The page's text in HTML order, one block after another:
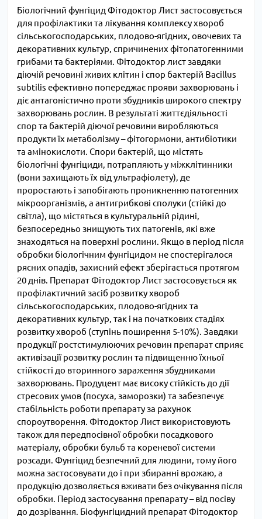
Біологічний фунгіцид Фітодоктор Лист застосовується
для профілактики та лікування комплексу хвороб
сільськогосподарських, плодово-ягідних, овочевих та
декоративних культур, спричинених фітопатогенними
грибами та бактеріями. Фітодоктор лист завдяки
діючій речовині живих клітин і спор бактерій Bacillus
subtilis ефективно попереджає прояви захворювань і
діє антагоністично проти збудників широкого спектру
захворювань рослин. В результаті життєдіяльності
спор та бактерій діючої речовини виробляються
продукти їх метаболізму – фітогормони, антибіотики
та амінокислоти. Спори бактерій, що містять
біологічні фунгіциди, потрапляють у міжклітинники
(вони захищають їх від ультрафіолету), де
проростають і запобігають проникненню патогенних
мікроорганізмів, а антигрибкові сполуки (стійкі до
світла), що містяться в культуральній рідині,
безпосередньо знищують тих патогенів, які вже
знаходяться на поверхні рослини. Якщо в період після
обробки біологічним фунгіцидом не спостерігалося
рясних опадів, захисний ефект зберігається протягом
20 днів. Препарат Фітодоктор Лист застосовується як
профілактичний засіб розвитку хвороб
сільськогосподарських, плодово-ягідних та
декоративних культур, так і на початкових стадіях
розвитку хвороб (ступінь поширення 5-10%). Завдяки
продукції ростстимулюючих речовин препарат сприяє
активізації розвитку рослин та підвищенню їхньої
стійкості до вторинного зараження збудниками
захворювань. Продуцент має високу стійкість до дії
стресових умов (посуха, заморозки) та забезпечує
стабільність роботи препарату за рахунок
спороутворення. Фітодоктор Лист використовують
також для передпосівної обробки посадкового
матеріалу, обробки бульб та кореневої системи
розсади. Фунгіцид безпечний для людини, тому його
можна застосовувати до і при збиранні врожаю, а
продукцію дозволяється вживати без очікування після
обробки. Період застосування препарату – від посіву
до дозрівання. Біофунгіцидний препарат Фітодоктор